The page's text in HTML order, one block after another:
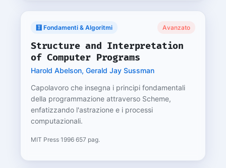
🧮 Fondamenti & Algoritmi Avanzato
Structure and Interpretation
of Computer Programs
Harold Abelson, Gerald Jay Sussman
Capolavoro che insegna i principi fondamentali
della programmazione attraverso Scheme,
enfatizzando l'astrazione e i processi
computazionali.
MIT Press·1996·657 pag.